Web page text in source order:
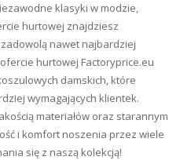
klasyki w modzie,
hurtowej znajdziesz
nawet najbardziej
hurtowej Factoryprice.eu
damskich, które
wymagających klientek.
materiałów oraz starannym
i komfort noszenia przez wiele
się z naszą kolekcją!